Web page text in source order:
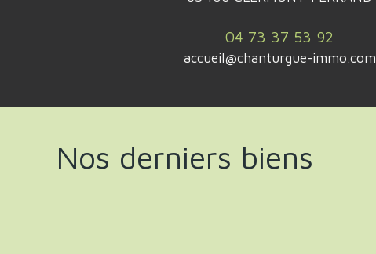
04 73 37 53 92
accueil@chanturgue-immo.com
Nos derniers biens